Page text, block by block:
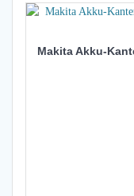
Makita Akku-